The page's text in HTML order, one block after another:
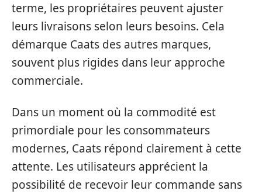
terme, les propriétaires peuvent ajuster
leurs livraisons selon leurs besoins. Cela
démarque Caats des autres marques,
souvent plus rigides dans leur approche
commerciale.
Dans un moment où la commodité est
primordiale pour les consommateurs
modernes, Caats répond clairement à cette
attente. Les utilisateurs apprécient la
possibilité de recevoir leur commande sans